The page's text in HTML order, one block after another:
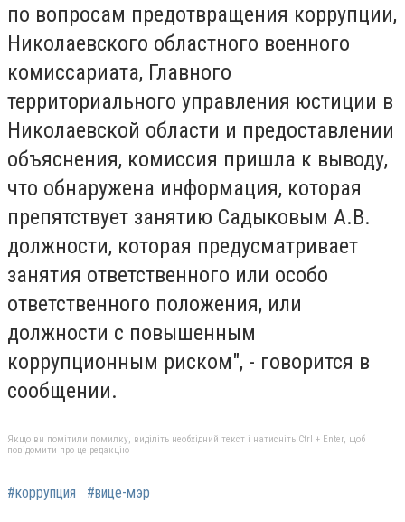
по вопросам предотвращения коррупции,
Николаевского областного военного
комиссариата, Главного
территориального управления юстиции в
Николаевской области и предоставлении
объяснения, комиссия пришла к выводу,
что обнаружена информация, которая
препятствует занятию Садыковым А.В.
должности, которая предусматривает
занятия ответственного или особо
ответственного положения, или
должности с повышенным
коррупционным риском", - говорится в
сообщении.
Якщо ви помітили помилку, виділіть необхідний текст і натисніть Ctrl + Enter, щоб
повідомити про це редакцію
#коррупция #вице-мэр